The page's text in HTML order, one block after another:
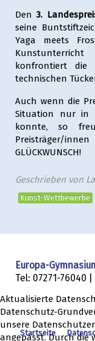
Den3.
seine
Yaga meets
konfrontiert die
technischen
Auch wenn die
Situation nur in
konnte, so
Preisträger/
GLÜCKWUNSCH!
Geschrieben von
Kunst-Wettbewerbe
Europa-
Tel: 07271-76040
Startseite
Aktualisierte
Datenschutz-
unsere
angepasst. Durch die